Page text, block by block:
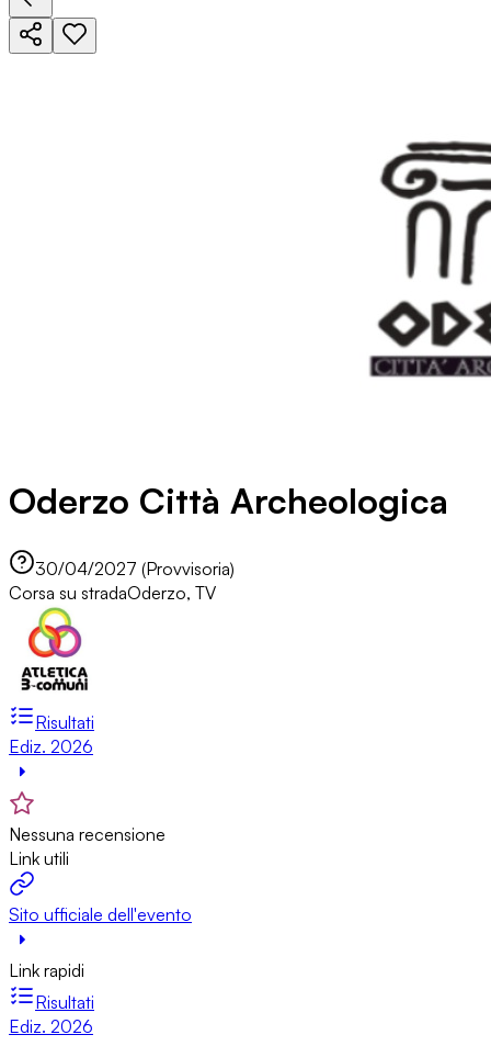
Oderzo Città Archeologica
30/04/2027 (Provvisoria)
Corsa su stradaOderzo, TV
Risultati
Ediz. 2026
Nessuna recensione
Link utili
Sito ufficiale dell'evento
Link rapidi
Risultati
Ediz. 2026